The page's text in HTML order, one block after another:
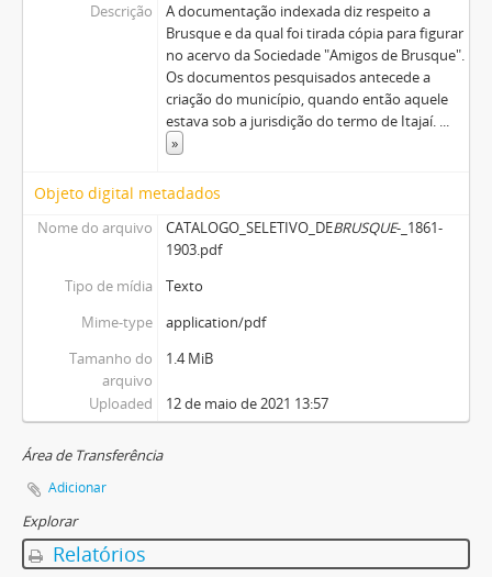
Descrição
A documentação indexada diz respeito a
Brusque e da qual foi tirada cópia para figurar
no acervo da Sociedade "Amigos de Brusque".
Os documentos pesquisados antecede a
criação do município, quando então aquele
estava sob a jurisdição do termo de Itajaí. ...
»
Objeto digital metadados
Nome do arquivo CATALOGO_SELETIVO_DEBRUSQUE-_1861-
1903.pdf
Tipo de mídia
Texto
Mime-type
application/pdf
Tamanho do
arquivo
1.4 MiB
Uploaded 12 de maio de 2021 13:57
Área de Transferência
Adicionar
Explorar
Relatórios